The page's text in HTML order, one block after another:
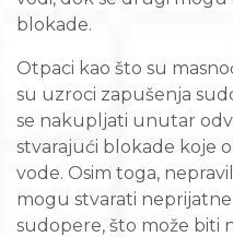
blokade.
Otpaci kao što su
su uzroci zapušenja
se nakupljati unutar
stvarajući blokade koje
vode. Osim toga,
mogu stvarati neprijatne
sudopere, što može biti